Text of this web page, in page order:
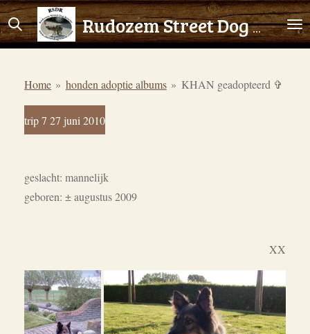
Ga
direct
hoofdinhoud
Rudozem Street Dog Rescue
Home » honden adoptie albums » KHAN geadopteerd ✞
trip 7 27 juni 2010
geslacht: mannelijk
geboren: ± augustus 2009
XX